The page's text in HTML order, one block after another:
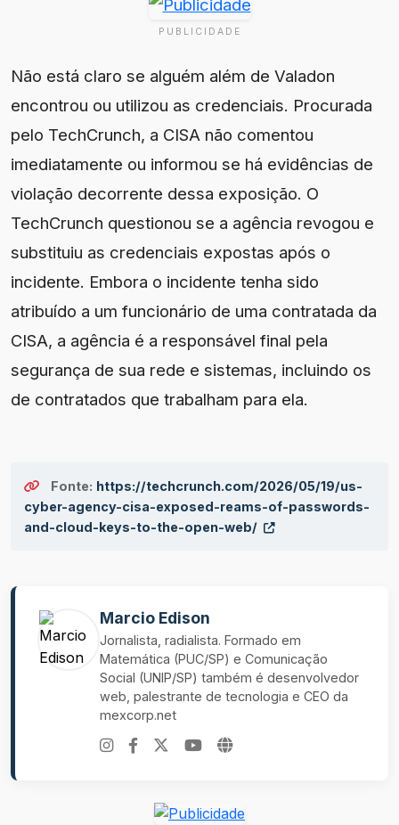
PUBLICIDADE
Não está claro se alguém além de Valadon
encontrou ou utilizou as credenciais. Procurada
pelo TechCrunch, a CISA não comentou
imediatamente ou informou se há evidências de
violação decorrente dessa exposição. O
TechCrunch questionou se a agência revogou e
substituiu as credenciais expostas após o
incidente. Embora o incidente tenha sido
atribuído a um funcionário de uma contratada da
CISA, a agência é a responsável final pela
segurança de sua rede e sistemas, incluindo os
de contratados que trabalham para ela.
Fonte: https://techcrunch.com/2026/05/19/us-
cyber-agency-cisa-exposed-reams-of-passwords-
and-cloud-keys-to-the-open-web/
Marcio Edison
Jornalista, radialista. Formado em
Matemática (PUC/SP) e Comunicação
Social (UNIP/SP) também é desenvolvedor
web, palestrante de tecnologia e CEO da
mexcorp.net